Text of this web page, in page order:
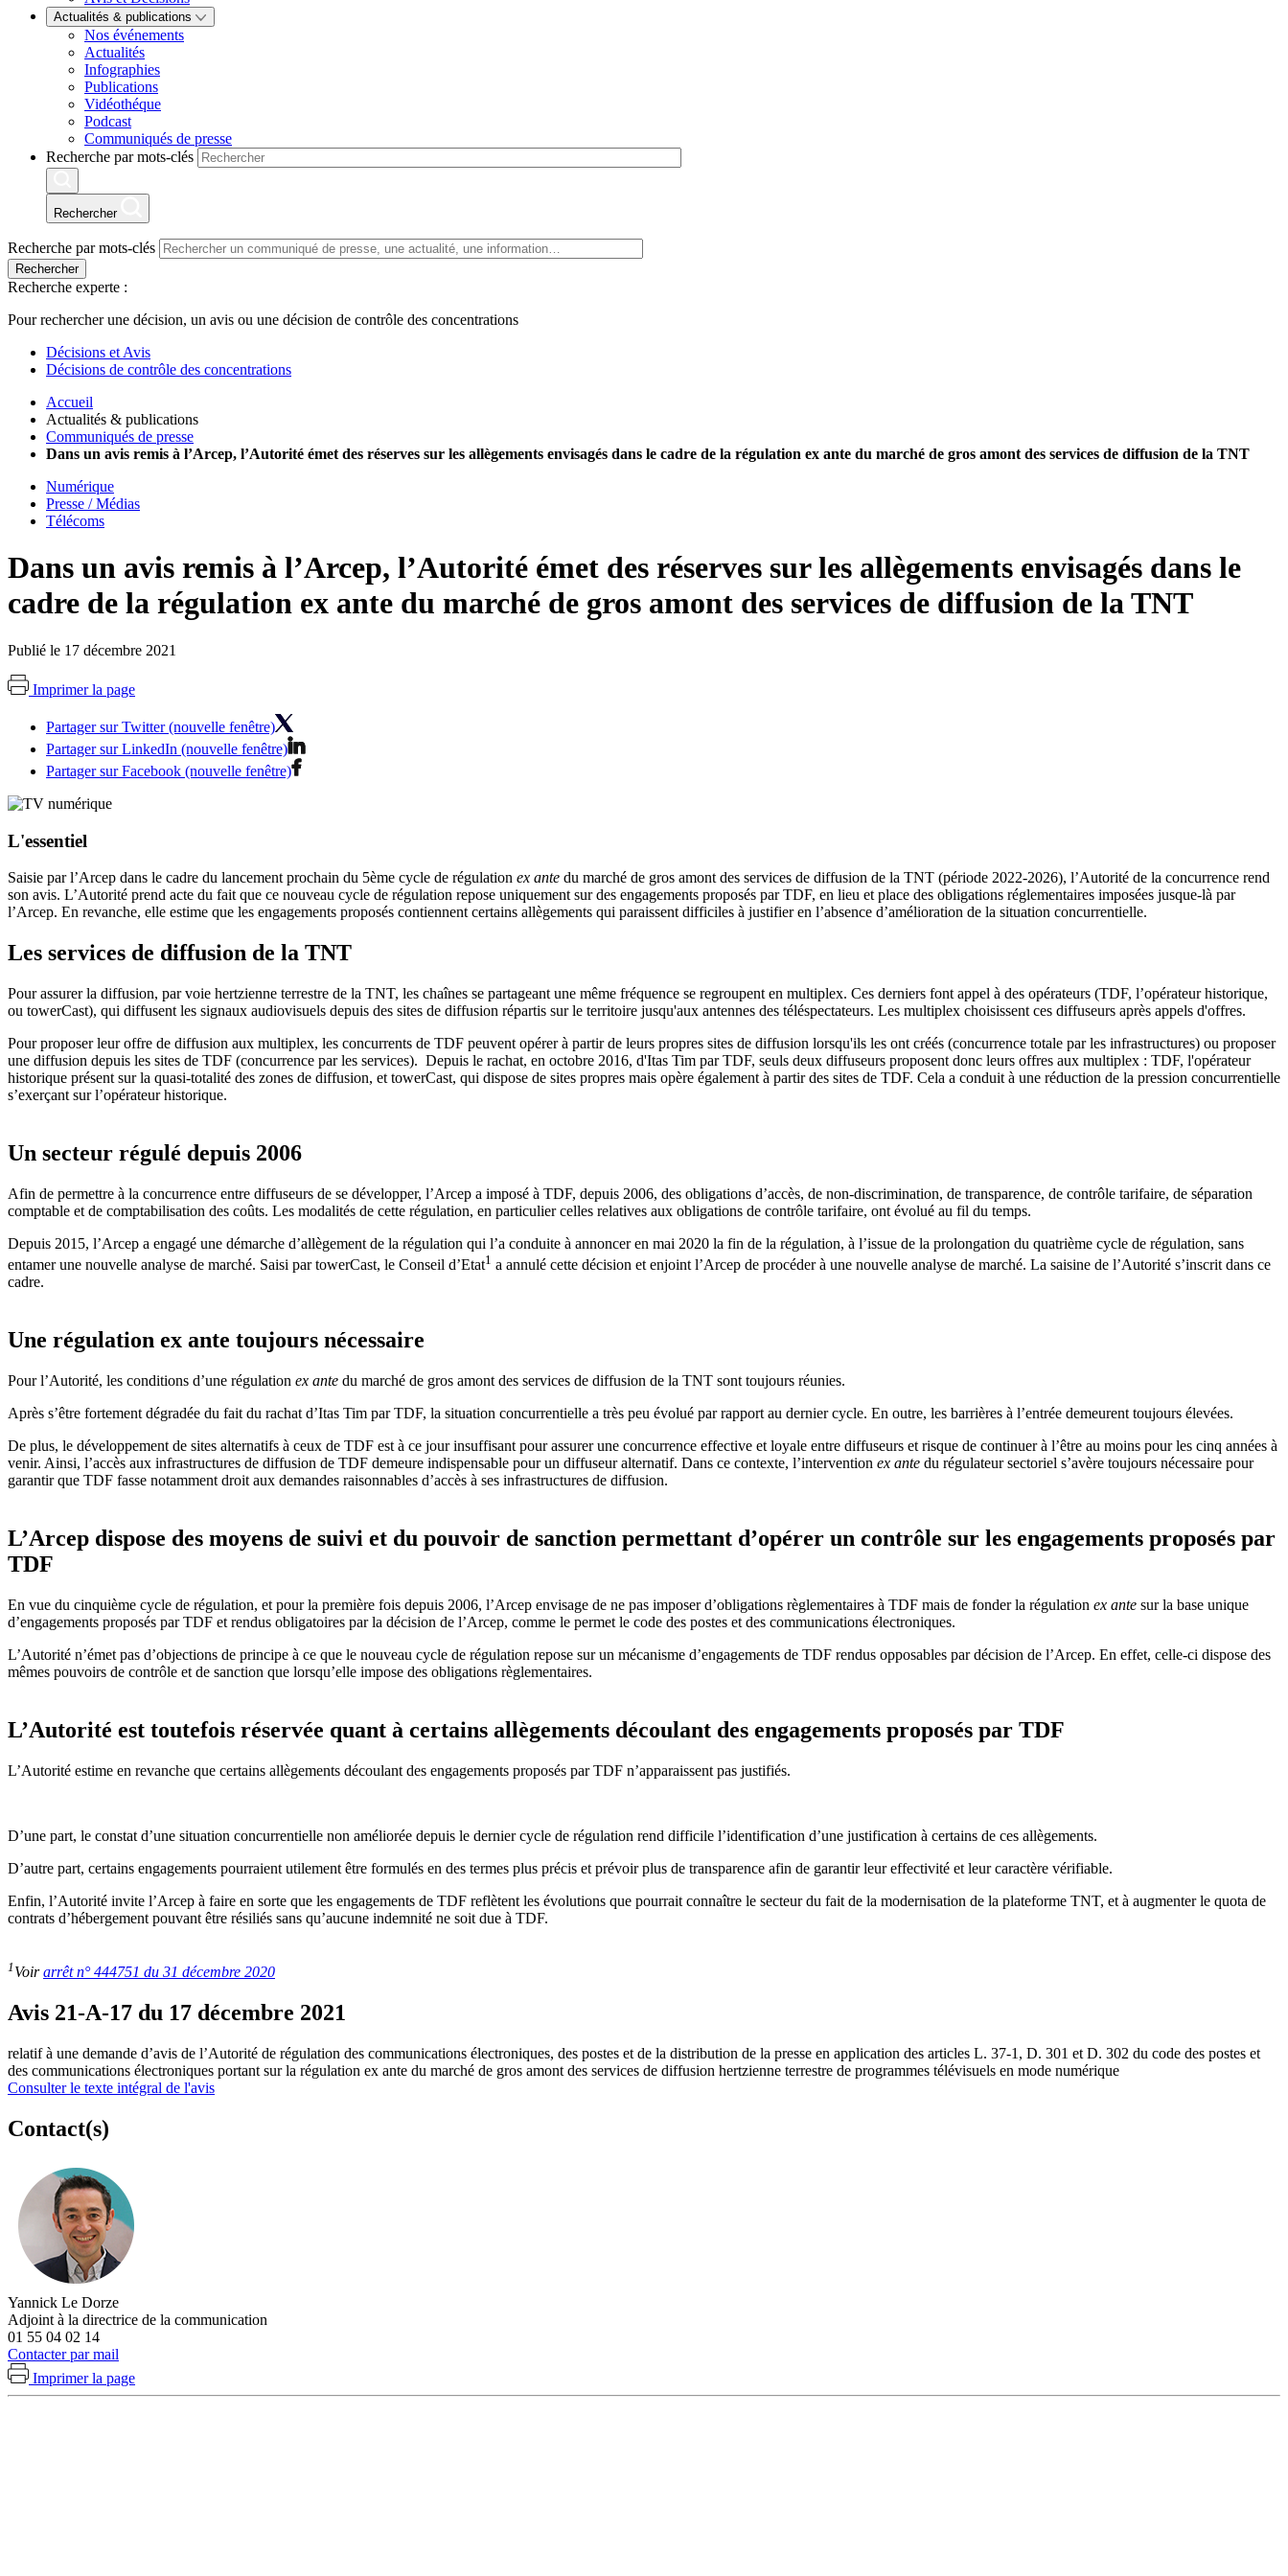
Actualités & publications
Nos événements
Actualités
Infographies
Publications
Vidéothéque
Podcast
Communiqués de presse
Recherche par mots-clés
Rechercher
Recherche par mots-clés
Rechercher
Recherche experte :
Pour rechercher une décision, un avis ou une décision de contrôle des concentrations
Décisions et Avis
Décisions de contrôle des concentrations
Accueil
Actualités & publications
Communiqués de presse
Dans un avis remis à l’Arcep, l’Autorité émet des réserves sur les allègements envisagés dans le cadre de la régulation ex ante du marché de gros amont des services de diffusion de la TNT
Numérique
Presse / Médias
Télécoms
Dans un avis remis à l’Arcep, l’Autorité émet des réserves sur les allègements envisagés dans le
cadre de la régulation ex ante du marché de gros amont des services de diffusion de la TNT
Publié le 17 décembre 2021
Imprimer la page
Partager sur Twitter (nouvelle fenêtre)
Partager sur LinkedIn (nouvelle fenêtre)
Partager sur Facebook (nouvelle fenêtre)
L'essentiel
Saisie par l’Arcep dans le cadre du lancement prochain du 5ème cycle de régulation ex ante du marché de gros amont des services de diffusion de la TNT (période 2022-2026), l’Autorité de la concurrence rend
son avis. L’Autorité prend acte du fait que ce nouveau cycle de régulation repose uniquement sur des engagements proposés par TDF, en lieu et place des obligations réglementaires imposées jusque-là par
l’Arcep. En revanche, elle estime que les engagements proposés contiennent certains allègements qui paraissent difficiles à justifier en l’absence d’amélioration de la situation concurrentielle.
Les services de diffusion de la TNT
Pour assurer la diffusion, par voie hertzienne terrestre de la TNT, les chaînes se partageant une même fréquence se regroupent en multiplex. Ces derniers font appel à des opérateurs (TDF, l’opérateur historique,
ou towerCast), qui diffusent les signaux audiovisuels depuis des sites de diffusion répartis sur le territoire jusqu'aux antennes des téléspectateurs. Les multiplex choisissent ces diffuseurs après appels d'offres.
Pour proposer leur offre de diffusion aux multiplex, les concurrents de TDF peuvent opérer à partir de leurs propres sites de diffusion lorsqu'ils les ont créés (concurrence totale par les infrastructures) ou proposer
une diffusion depuis les sites de TDF (concurrence par les services). Depuis le rachat, en octobre 2016, d'Itas Tim par TDF, seuls deux diffuseurs proposent donc leurs offres aux multiplex : TDF, l'opérateur
historique présent sur la quasi-totalité des zones de diffusion, et towerCast, qui dispose de sites propres mais opère également à partir des sites de TDF. Cela a conduit à une réduction de la pression concurrentielle
s’exerçant sur l’opérateur historique.
Un secteur régulé depuis 2006
Afin de permettre à la concurrence entre diffuseurs de se développer, l’Arcep a imposé à TDF, depuis 2006, des obligations d’accès, de non-discrimination, de transparence, de contrôle tarifaire, de séparation
comptable et de comptabilisation des coûts. Les modalités de cette régulation, en particulier celles relatives aux obligations de contrôle tarifaire, ont évolué au fil du temps.
Depuis 2015, l’Arcep a engagé une démarche d’allègement de la régulation qui l’a conduite à annoncer en mai 2020 la fin de la régulation, à l’issue de la prolongation du quatrième cycle de régulation, sans
entamer une nouvelle analyse de marché. Saisi par towerCast, le Conseil d’Etat1 a annulé cette décision et enjoint l’Arcep de procéder à une nouvelle analyse de marché. La saisine de l’Autorité s’inscrit dans ce
cadre.
Une régulation ex ante toujours nécessaire
Pour l’Autorité, les conditions d’une régulation ex ante du marché de gros amont des services de diffusion de la TNT sont toujours réunies.
Après s’être fortement dégradée du fait du rachat d’Itas Tim par TDF, la situation concurrentielle a très peu évolué par rapport au dernier cycle. En outre, les barrières à l’entrée demeurent toujours élevées.
De plus, le développement de sites alternatifs à ceux de TDF est à ce jour insuffisant pour assurer une concurrence effective et loyale entre diffuseurs et risque de continuer à l’être au moins pour les cinq années à
venir. Ainsi, l’accès aux infrastructures de diffusion de TDF demeure indispensable pour un diffuseur alternatif. Dans ce contexte, l’intervention ex ante du régulateur sectoriel s’avère toujours nécessaire pour
garantir que TDF fasse notamment droit aux demandes raisonnables d’accès à ses infrastructures de diffusion.
L’Arcep dispose des moyens de suivi et du pouvoir de sanction permettant d’opérer un contrôle sur les engagements proposés par
TDF
En vue du cinquième cycle de régulation, et pour la première fois depuis 2006, l’Arcep envisage de ne pas imposer d’obligations règlementaires à TDF mais de fonder la régulation ex ante sur la base unique
d’engagements proposés par TDF et rendus obligatoires par la décision de l’Arcep, comme le permet le code des postes et des communications électroniques.
L’Autorité n’émet pas d’objections de principe à ce que le nouveau cycle de régulation repose sur un mécanisme d’engagements de TDF rendus opposables par décision de l’Arcep. En effet, celle-ci dispose des
mêmes pouvoirs de contrôle et de sanction que lorsqu’elle impose des obligations règlementaires.
L’Autorité est toutefois réservée quant à certains allègements découlant des engagements proposés par TDF
L’Autorité estime en revanche que certains allègements découlant des engagements proposés par TDF n’apparaissent pas justifiés.
D’une part, le constat d’une situation concurrentielle non améliorée depuis le dernier cycle de régulation rend difficile l’identification d’une justification à certains de ces allègements.
D’autre part, certains engagements pourraient utilement être formulés en des termes plus précis et prévoir plus de transparence afin de garantir leur effectivité et leur caractère vérifiable.
Enfin, l’Autorité invite l’Arcep à faire en sorte que les engagements de TDF reflètent les évolutions que pourrait connaître le secteur du fait de la modernisation de la plateforme TNT, et à augmenter le quota de
contrats d’hébergement pouvant être résiliés sans qu’aucune indemnité ne soit due à TDF.
1 Voir arrêt n° 444751 du 31 décembre 2020
Avis 21-A-17 du 17 décembre 2021
relatif à une demande d’avis de l’Autorité de régulation des communications électroniques, des postes et de la distribution de la presse en application des articles L. 37-1, D. 301 et D. 302 du code des postes et
des communications électroniques portant sur la régulation ex ante du marché de gros amont des services de diffusion hertzienne terrestre de programmes télévisuels en mode numérique
Consulter le texte intégral de l'avis
Contact(s)
Yannick Le Dorze
Adjoint à la directrice de la communication
01 55 04 02 14
Contacter par mail
Imprimer la page